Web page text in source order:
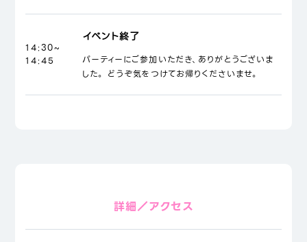
14:30~
14:45
イベント終了
パーティーにご参加いただき、ありがとうございま
した。 どうぞ気をつけてお帰りくださいませ。
詳細／アクセス